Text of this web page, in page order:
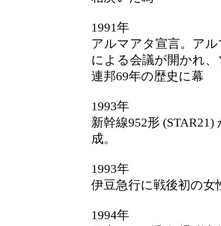
1991年
アルマアタ宣言。ア
による会議が開かれ
連邦69年の歴史に幕
1993年
新幹線952形
成。
1993年
伊豆急行に戦後初の女
1994年